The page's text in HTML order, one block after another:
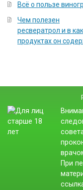
Всё о пользе
Чем полезен
ресвератрол и в
продуктах он
При